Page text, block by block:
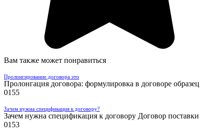
Вам также может понравиться
Пролонгирование договора это
Пролонгация договора: формулировка в договоре образец
0155
Зачем нужна спецификация к договору?
Зачем нужна спецификация к договору Договор поставки
0153